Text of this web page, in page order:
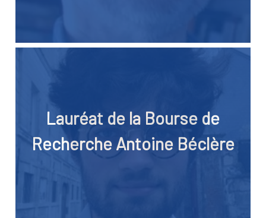
Lauréat de la Bourse de
Recherche Antoine Béclère